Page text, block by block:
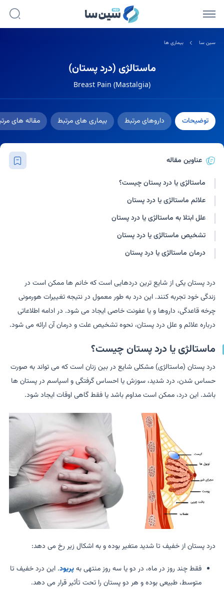
سین سا بیماری ها
ماستالژی (درد پستان)
Breast Pain (Mastalgia)
توضیحات داروهای مرتبط بیماری های مرتبط مقاله های
عناوین مقاله
ماستالژی یا درد پستان چیست؟
علائم ماستالژی یا درد پستان
علل ابتلا به ماستالژی یا درد پستان
تشخیص ماستالژی یا درد پستان
درمان ماستالژی یا درد پستان
درد پستان یکی از شایع ترین دردهایی است که خانم ها ممکن است در
زندگی خود تجربه کنند. این درد به طور معمول در نتیجه تغییرات هورمونی
چرخه قاعدگی، داروها و یا عفونت خاصی ایجاد می شود. در ادامه اطلاعاتی
درباره علائم و علل درد پستان، نحوه تشخیص علت و درمان آن ارائه می شود.
ماستالژی یا درد پستان چیست؟
درد پستان (ماستالژی) مشکلی شایع در بین زنان است که می تواند به صورت
حساس شدن، درد شدید، سوزش یا احساس گرفتگی و اسپاسم در پستان ها
باشد. این درد، ممکن است مداوم باشد یا فقط گاهی اوقات ایجاد شود.
درد پستان از خفیف تا شدید متغیر بوده و به اشکال زیر رخ می دهد:
فقط چند روز در ماه، در دو یا سه روز منتهی بهپریود. این درد خفیف تا
متوسط، طبیعی بوده​​ و هر دو پستان را تحت تأثیر قرار می دهد.